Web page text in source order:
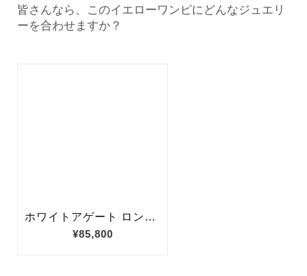
皆さんなら、このイエローワンピにどんなジュエリ
ーを合わせますか？